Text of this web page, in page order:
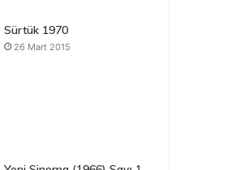
Sürtük 1970
26 Mart 2015